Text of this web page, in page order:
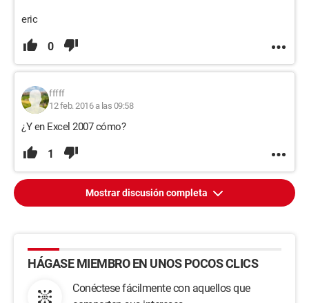
eric
0
fffff
12 feb. 2016 a las 09:58
¿Y en Excel 2007 cómo?
1
Mostrar discusión completa
HÁGASE MIEMBRO EN UNOS POCOS CLICS
Conéctese fácilmente con aquellos que